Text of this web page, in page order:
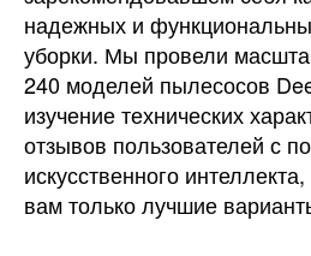
надежных и
уборки. Мы провели
240 моделей пылесосов
изучение технических
отзывов пользователей с
искусственного
вам только лучшие